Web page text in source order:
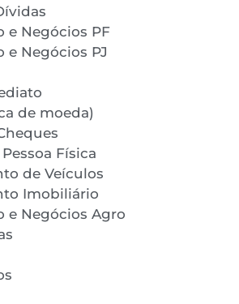
e Negócios PF
Negócios PJ
de moeda)
Física
de Veículos
Imobiliário
e Negócios Agro